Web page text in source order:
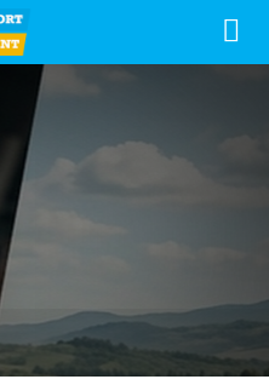
CALCIO GIOVANILE